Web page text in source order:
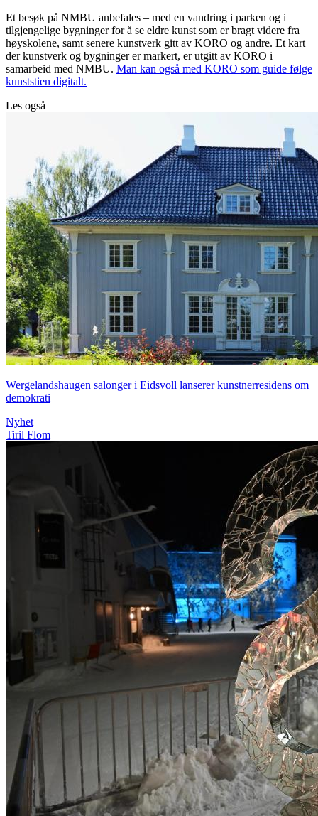
Et besøk på NMBU anbefales – med en vandring i parken og i
tilgjengelige bygninger for å se eldre kunst som er bragt videre fra
høyskolene, samt senere kunstverk gitt av KORO og andre. Et kart
der kunstverk og bygninger er markert, er utgitt av KORO i
samarbeid med NMBU. Man kan også med KORO som guide følge
kunststien digitalt.
Les også
Wergelandshaugen salonger i Eidsvoll lanserer kunstnerresidens om
demokrati
Nyhet
Tiril Flom